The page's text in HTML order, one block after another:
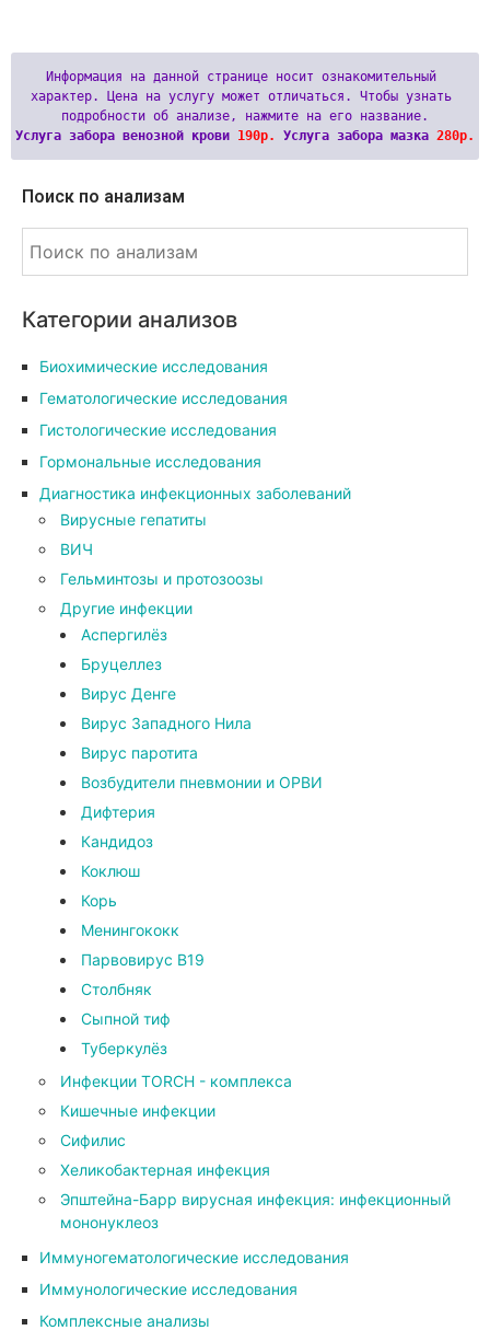
Информация на данной странице носит ознакомительный
характер. Цена на услугу может отличаться. Чтобы узнать
Услуга забора венозной крови 190р. Услуга забора мазка 280р.
Поиск по анализам
Категории анализов
Биохимические исследования
Гематологические исследования
Гистологические исследования
Гормональные исследования
Диагностика инфекционных заболеваний
Вирусные гепатиты
ВИЧ
Гельминтозы и протозоозы
Другие инфекции
Аспергилёз
Бруцеллез
Вирус Денге
Вирус Западного Нила
Вирус паротита
Возбудители пневмонии и ОРВИ
Дифтерия
Кандидоз
Коклюш
Корь
Менингококк
Парвовирус В19
Столбняк
Сыпной тиф
Туберкулёз
Инфекции TORCH - комплекса
Кишечные инфекции
Сифилис
Хеликобактерная инфекция
Эпштейна-Барр вирусная инфекция: инфекционный
мононуклеоз
Иммуногематологические исследования
Иммунологические исследования
Комплексные анализы